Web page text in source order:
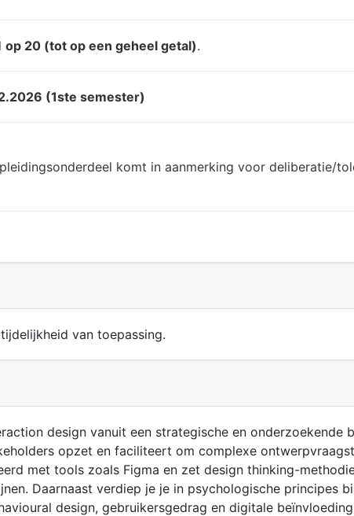
op 20 (tot op een geheel getal).
(1ste semester)
komt in aanmerking voor deliberatie/
van toepassing.
design vanuit een strategische en onderzoekende
opzet en faciliteert om complexe
met tools zoals Figma en zet design thinking-
Daarnaast verdiep je je in psychologische principes
design, gebruikersgedrag en digitale